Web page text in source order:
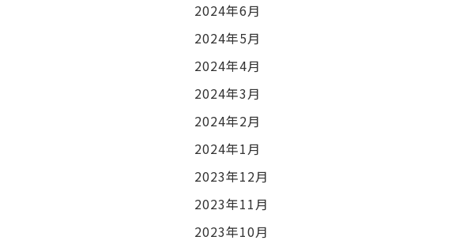
2024年6月
2024年5月
2024年4月
2024年3月
2024年2月
2024年1月
2023年12月
2023年11月
2023年10月